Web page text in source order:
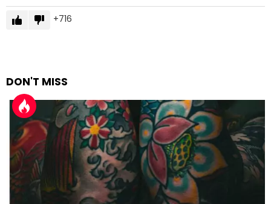
716
DON'T MISS